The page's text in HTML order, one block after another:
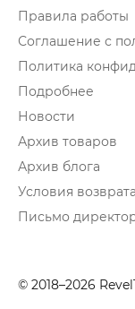
Правила работы
Соглашение с
Политика
Подробнее
Новости
Архив товаров
Архив блога
Условия
Письмо
© 2018–2026